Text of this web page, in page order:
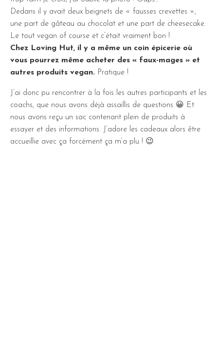
Dedans il y avait deux beignets de « fausses crevettes »,
une part de gâteau au chocolat et une part de cheesecake.
Le tout vegan of course et c’était vraiment bon !
Chez Loving Hut, il y a même un coin épicerie où
vous pourrez même acheter des « faux-mages » et
autres produits vegan. Pratique !
J’ai donc pu rencontrer à la fois les autres participants et les
coachs, que nous avons déjà assaillis de questions 😀 Et
nous avons reçu un sac contenant plein de produits à
essayer et des informations. J’adore les cadeaux alors être
accueillie avec ça forcément ça m’a plu ! 😉